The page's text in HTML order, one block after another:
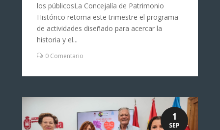
los públicosLa Concejalía de Patrimonio
Histórico retoma este trimestre el programa
de actividades diseñado para acercar la
historia y el...
0 Comentario
1
SEP